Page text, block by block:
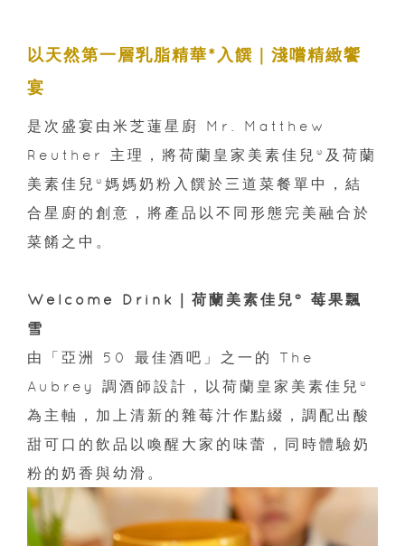
以天然第一層乳脂精華*入饌｜淺嚐精緻饗
宴
是次盛宴由米芝蓮星廚 Mr. Matthew
Reuther 主理，將荷蘭皇家美素佳兒®及荷蘭
美素佳兒®媽媽奶粉入饌於三道菜餐單中，結
合星廚的創意，將產品以不同形態完美融合於
菜餚之中。
Welcome Drink｜荷蘭美素佳兒® 莓果飄
雪
由「亞洲 50 最佳酒吧」之一的 The
Aubrey 調酒師設計，以荷蘭皇家美素佳兒®
為主軸，加上清新的雜莓汁作點綴，調配出酸
甜可口的飲品以喚醒大家的味蕾，同時體驗奶
粉的奶香與幼滑。